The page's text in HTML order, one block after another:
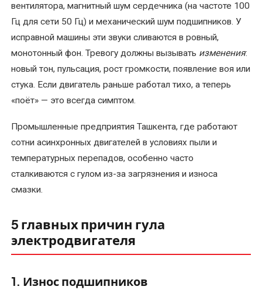
двигателей
Комплектующие
и
запчасти
Перемотка
коллекторных
электродвигателей
обмотки
электродвигателя
однофазного
электродвигателя
вентилятора, магнитный шум сердечника (на частоте 100
Гц для сети 50 Гц) и механический шум подшипников. У
исправной машины эти звуки сливаются в ровный,
монотонный фон. Тревогу должны вызывать изменения:
новый тон, пульсация, рост громкости, появление воя или
стука. Если двигатель раньше работал тихо, а теперь
«поёт» — это всегда симптом.
Промышленные предприятия Ташкента, где работают
сотни асинхронных двигателей в условиях пыли и
температурных перепадов, особенно часто
сталкиваются с гулом из-за загрязнения и износа
смазки.
5 главных причин гула
электродвигателя
1. Износ подшипников